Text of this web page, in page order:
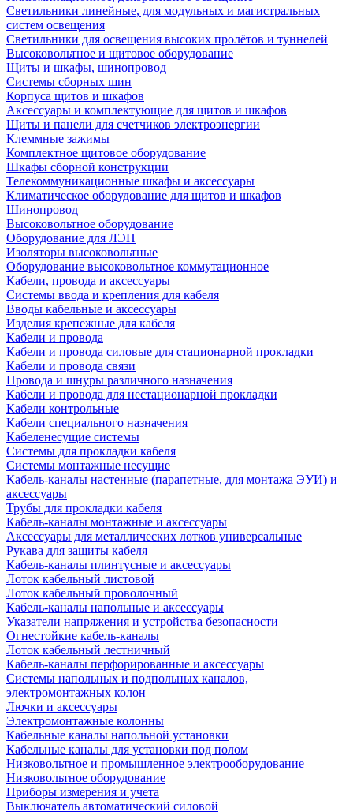
Светильники линейные, для модульных и магистральных
систем освещения
Светильники для освещения высоких пролётов и туннелей
Высоковольтное и щитовое оборудование
Щиты и шкафы, шинопровод
Системы сборных шин
Корпуса щитов и шкафов
Аксессуары и комплектующие для щитов и шкафов
Щиты и панели для счетчиков электроэнергии
Клеммные зажимы
Комплектное щитовое оборудование
Шкафы сборной конструкции
Телекоммуникационные шкафы и аксессуары
Климатическое оборудование для щитов и шкафов
Шинопровод
Высоковольтное оборудование
Оборудование для ЛЭП
Изоляторы высоковольтные
Оборудование высоковольтное коммутационное
Кабели, провода и аксессуары
Системы ввода и крепления для кабеля
Вводы кабельные и аксессуары
Изделия крепежные для кабеля
Кабели и провода
Кабели и провода силовые для стационарной прокладки
Кабели и провода связи
Провода и шнуры различного назначения
Кабели и провода для нестационарной прокладки
Кабели контрольные
Кабели специального назначения
Кабеленесущие системы
Системы для прокладки кабеля
Системы монтажные несущие
Кабель-каналы настенные (парапетные, для монтажа ЭУИ) и
аксессуары
Трубы для прокладки кабеля
Кабель-каналы монтажные и аксессуары
Аксессуары для металлических лотков универсальные
Рукава для защиты кабеля
Кабель-каналы плинтусные и аксессуары
Лоток кабельный листовой
Лоток кабельный проволочный
Кабель-каналы напольные и аксессуары
Указатели напряжения и устройства безопасности
Огнестойкие кабель-каналы
Лоток кабельный лестничный
Кабель-каналы перфорированные и аксессуары
Системы напольных и подпольных каналов,
электромонтажных колон
Лючки и аксессуары
Электромонтажные колонны
Кабельные каналы напольной установки
Кабельные каналы для установки под полом
Низковольтное и промышленное электрооборудование
Низковольтное оборудование
Приборы измерения и учета
Выключатель автоматический силовой